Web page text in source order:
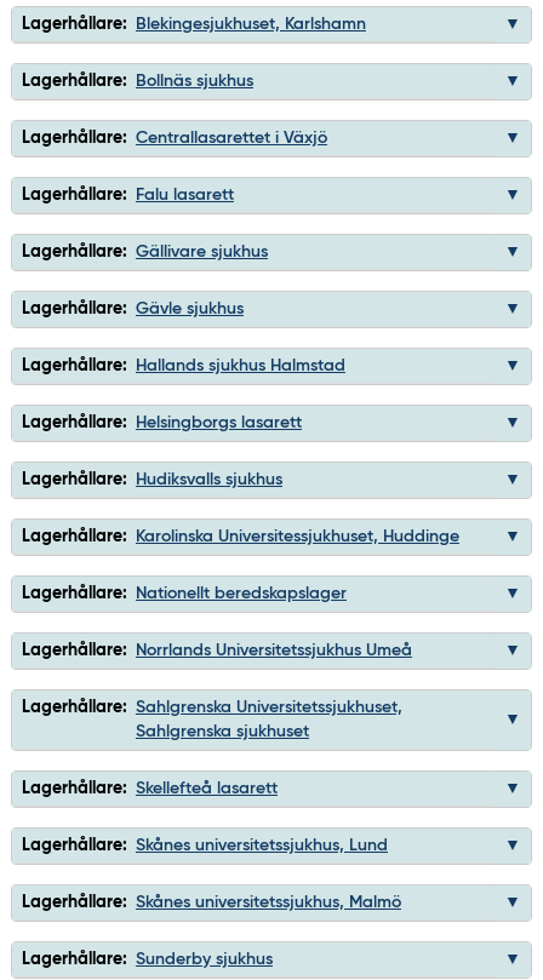
Lagerhållare: Blekingesjukhuset, Karlshamn
Lagerhållare: Bollnäs sjukhus
Lagerhållare: Centrallasarettet i Växjö
Lagerhållare: Falu lasarett
Lagerhållare: Gällivare sjukhus
Lagerhållare: Gävle sjukhus
Lagerhållare: Hallands sjukhus Halmstad
Lagerhållare: Helsingborgs lasarett
Lagerhållare: Hudiksvalls sjukhus
Lagerhållare: Karolinska Universitessjukhuset, Huddinge
Lagerhållare: Nationellt beredskapslager
Lagerhållare: Norrlands Universitetssjukhus Umeå
Lagerhållare: Sahlgrenska Universitetssjukhuset,
Sahlgrenska sjukhuset
Lagerhållare: Skellefteå lasarett
Lagerhållare: Skånes universitetssjukhus, Lund
Lagerhållare: Skånes universitetssjukhus, Malmö
Lagerhållare: Sunderby sjukhus